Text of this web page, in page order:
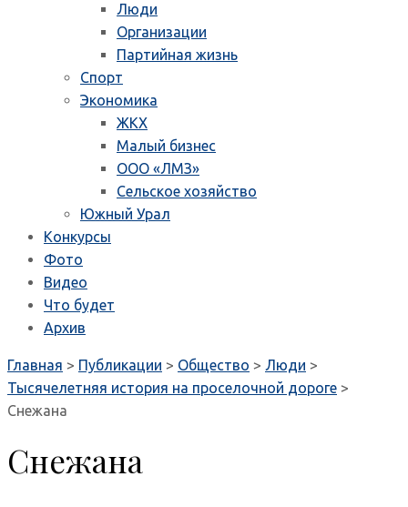
Люди
Организации
Партийная жизнь
Спорт
Экономика
ЖКХ
Малый бизнес
ООО «ЛМЗ»
Сельское хозяйство
Южный Урал
Конкурсы
Фото
Видео
Что будет
Архив
Главная > Публикации > Общество > Люди >
Тысячелетняя история на проселочной дороге >
Снежана
Снежана